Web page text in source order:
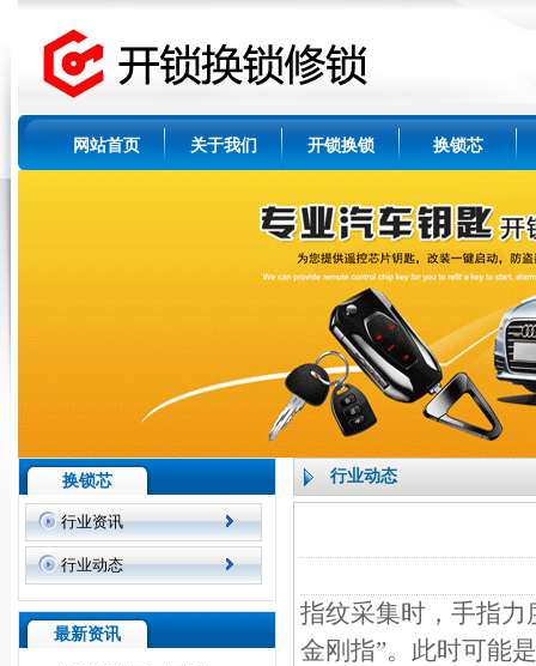
网站首页 关于我们 开锁换锁 换锁芯
换锁芯
行业资讯
行业动态
最新资讯
行业动态
指纹采集时，手指力
金刚指”。此时可能